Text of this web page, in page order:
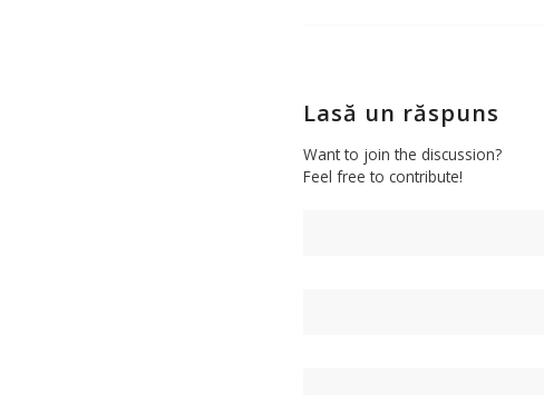
Lasă un răspuns
Want to join the discussion?
Feel free to contribute!